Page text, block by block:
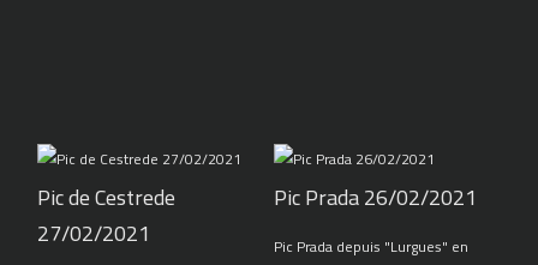
Pic de Cestrede
27/02/2021
Pic Prada 26/02/2021
Pic Prada depuis "Lurgues" en